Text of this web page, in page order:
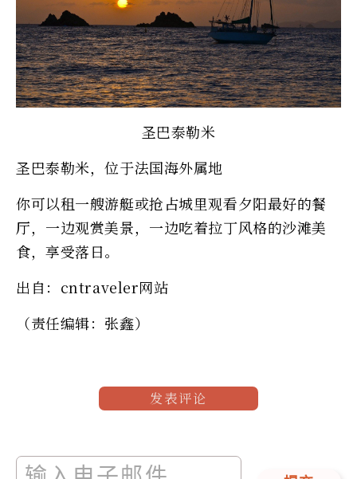
圣巴泰勒米
圣巴泰勒米，位于法国海外属地
你可以租一艘游艇或抢占城里观看夕阳最好的餐
厅，一边观赏美景，一边吃着拉丁风格的沙滩美
食，享受落日。
出自：cntraveler网站
（责任编辑：张鑫）
发表评论